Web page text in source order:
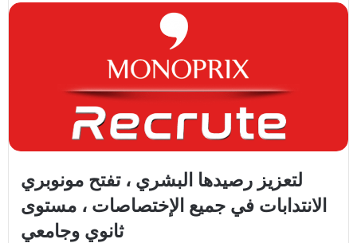
لتعزيز رصيدها البشري ، تفتح مونوبري
الانتدابات في جميع الإختصاصات ، مستوى
ثانوي وجامعي